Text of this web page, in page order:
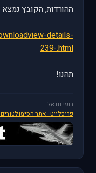
ההורדות, הקובץ
details-
239-.html
תהנו!
רועי וודאל
פריפלייט - אתר הסימולטורים